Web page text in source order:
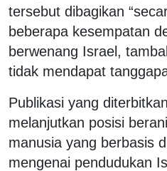
tersebut dibagikan
beberapa kesempatan
berwenang Israel,
tidak mendapat
Publikasi yang
melanjutkan posisi
manusia yang berbasis
mengenai pendudukan